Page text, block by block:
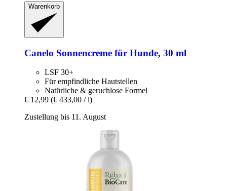
Warenkorb
Canelo Sonnencreme für Hunde, 30 ml
LSF 30+
Für empfindliche Hautstellen
Natürliche & geruchlose Formel
€ 12,99 (€ 433,00 / l)
Zustellung bis 11. August